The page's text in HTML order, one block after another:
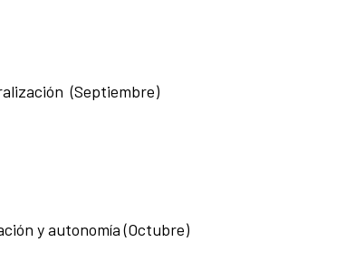
(Septiembre)
y autonomía (Octubre)